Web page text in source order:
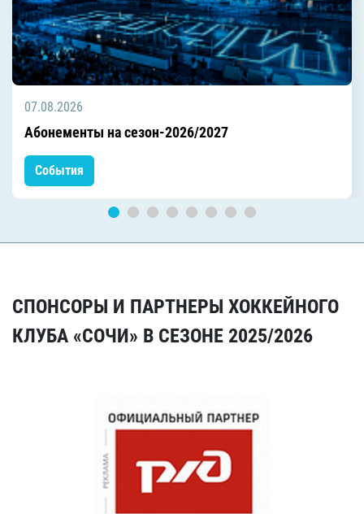
07.08.2026
Абонементы на сезон-2026/2027
События
СПОНСОРЫ И ПАРТНЕРЫ ХОККЕЙНОГО
КЛУБА «СОЧИ» В СЕЗОНЕ 2025/2026